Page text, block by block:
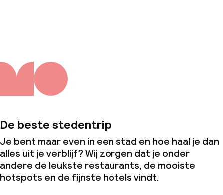
De beste stedentrip
Je bent maar even in een stad en hoe haal je dan
alles uit je verblijf? Wij zorgen dat je onder
andere de leukste restaurants, de mooiste
hotspots en de fijnste hotels vindt.